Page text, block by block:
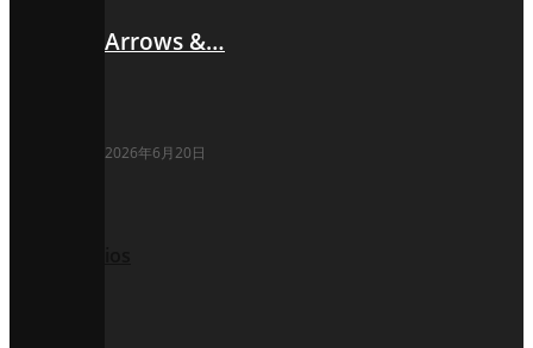
Arrows &…
2026年6月20日